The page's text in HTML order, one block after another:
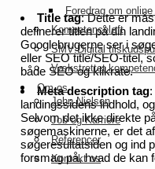
Foredrag om
Kompetenceløft
SMV:Digital
Vækstrettet
Om os
John Nielsen
Job og Karriere
Referencer
Kontakt os
Title tag: Dette er
definerer titlen på din
Googlebrugerne ser i
eller SEO title/SEO-titel,
både SEO og klikrate.
Meta description tag
landingssidens indhold,
Selvom det ikke direkte
søgemaskinerne, er det
søgeresultatsiden og ind
forsmag på, hvad de kan